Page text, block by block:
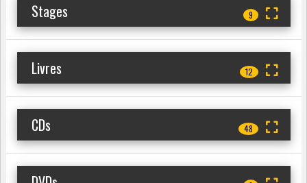
Stages 9
Livres 12
CDs 48